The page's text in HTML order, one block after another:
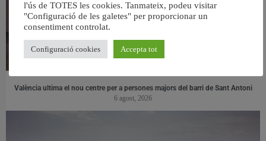
València ultima el nou centre per a persones majors del barri de Sant Antoni
6 agost, 2026
l'ús de TOTES les cookies. Tanmateix, podeu visitar
"Configuració de les galetes" per proporcionar un
consentiment controlat.
Configuració cookies Accepta tot